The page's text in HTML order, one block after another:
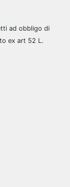
ad obbligo di
ex art 52 L.